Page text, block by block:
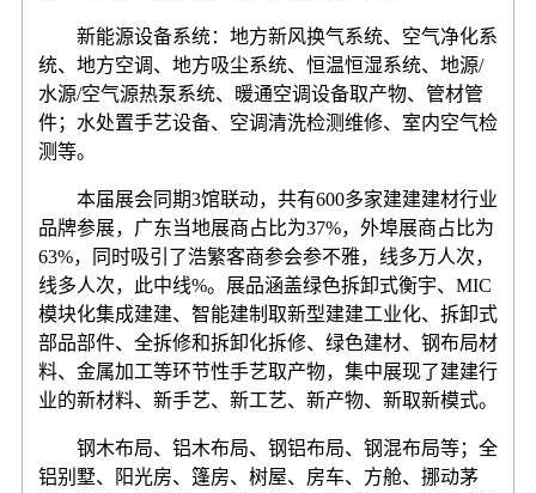
新能源设备系统：地方新风换气系统、空气净化系
统、地方空调、地方吸尘系统、恒温恒湿系统、地源/
水源/空气源热泵系统、暖通空调设备取产物、管材管
件；水处置手艺设备、空调清洗检测维修、室内空气检
测等。
本届展会同期3馆联动，共有600多家建建建材行业
品牌参展，广东当地展商占比为37%，外埠展商占比为
63%，同时吸引了浩繁客商参会参不雅，线多万人次，
线多人次，此中线%。展品涵盖绿色拆卸式衡宇、MIC
模块化集成建建、智能建制取新型建建工业化、拆卸式
部品部件、全拆修和拆卸化拆修、绿色建材、钢布局材
料、金属加工等环节性手艺取产物，集中展现了建建行
业的新材料、新手艺、新工艺、新产物、新取新模式。
钢木布局、铝木布局、钢铝布局、钢混布局等；全
铝别墅、阳光房、篷房、树屋、房车、方舱、挪动茅